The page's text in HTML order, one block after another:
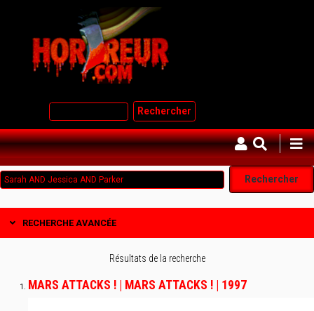
Rechercher
RECHERCHE AVANCÉE
Résultats de la recherche
MARS ATTACKS ! | MARS ATTACKS ! | 1997